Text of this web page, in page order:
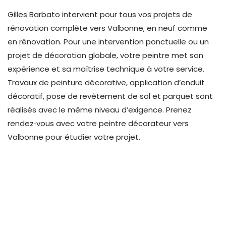
Gilles Barbato intervient pour tous vos projets de
rénovation complète vers Valbonne, en neuf comme
en rénovation. Pour une intervention ponctuelle ou un
projet de décoration globale, votre peintre met son
expérience et sa maîtrise technique à votre service.
Travaux de peinture décorative, application d’enduit
décoratif, pose de revêtement de sol et parquet sont
réalisés avec le même niveau d’exigence. Prenez
rendez‑vous avec votre peintre décorateur vers
Valbonne pour étudier votre projet.